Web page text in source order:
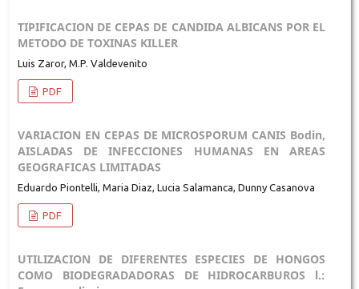
TIPIFICACION DE CEPAS DE CANDIDA ALBICANS POR EL
METODO DE TOXINAS KILLER
Luis Zaror, M.P. Valdevenito
PDF
VARIACION EN CEPAS DE MICROSPORUM CANIS Bodin,
AISLADAS DE INFECCIONES HUMANAS EN AREAS
GEOGRAFICAS LIMITADAS
Eduardo Piontelli, Maria Diaz, Lucia Salamanca, Dunny Casanova
PDF
UTILIZACION DE DIFERENTES ESPECIES DE HONGOS
COMO BIODEGRADADORAS DE HIDROCARBUROS l.: